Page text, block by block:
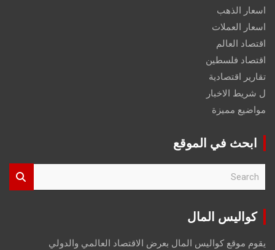
اسعار الذهب
اسعار العملات
اقتصاد العالم
اقتصاد فلسطين
تقارير اقتصادية
ل شريط الاخبار
مواضيع مميزة
ابحث في الموقع
r
كواليس المال
يقوم موقع كواليس المال بعرض الاقتصاد العالمي والدولي